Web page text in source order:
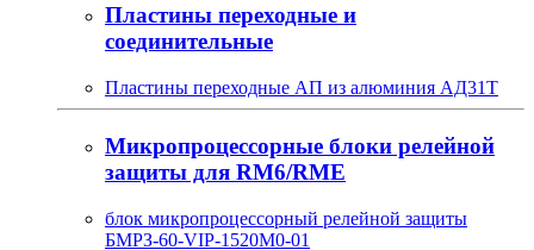
Пластины переходные и
соединительные
Пластины переходные АП из алюминия АД31Т
Микропроцессорные блоки релейной
защиты для RM6/RME
блок микропроцессорный релейной защиты
БМРЗ-60-VIP-1520М0-01